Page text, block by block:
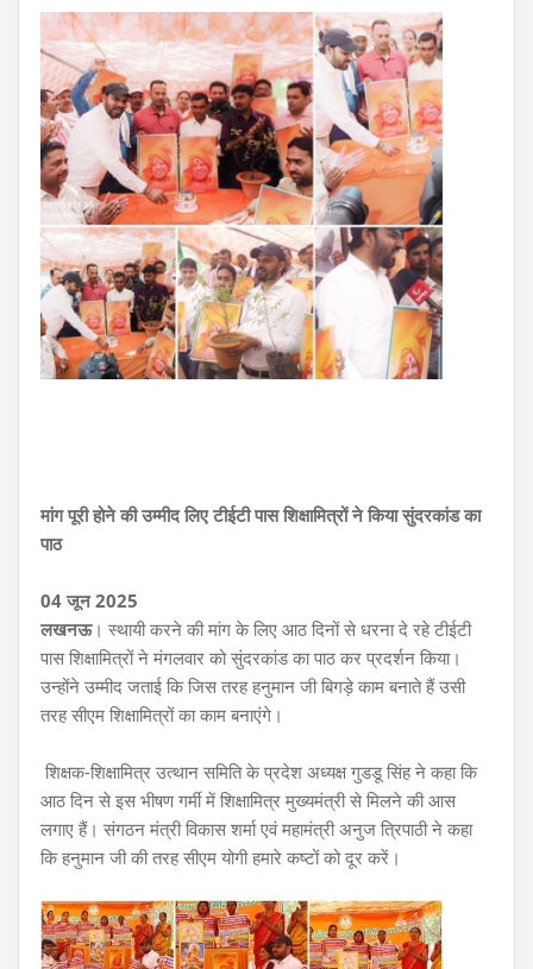
मांग पूरी होने की उम्मीद लिए टीईटी पास शिक्षामित्रों ने किया सुंदरकांड का
पाठ
04 जून 2025
लखनऊ। स्थायी करने की मांग के लिए आठ दिनों से धरना दे रहे टीईटी
पास शिक्षामित्रों ने मंगलवार को सुंदरकांड का पाठ कर प्रदर्शन किया।
उन्होंने उम्मीद जताई कि जिस तरह हनुमान जी बिगड़े काम बनाते हैं उसी
तरह सीएम शिक्षामित्रों का काम बनाएंगे।
शिक्षक-शिक्षामित्र उत्थान समिति के प्रदेश अध्यक्ष गुडडू सिंह ने कहा कि
आठ दिन से इस भीषण गर्मी में शिक्षामित्र मुख्यमंत्री से मिलने की आस
लगाए हैं। संगठन मंत्री विकास शर्मा एवं महामंत्री अनुज त्रिपाठी ने कहा
कि हनुमान जी की तरह सीएम योगी हमारे कष्टों को दूर करें।